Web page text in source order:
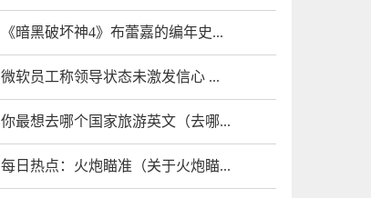
《暗黑破坏神4》布蕾嘉的编年史...
微软员工称领导状态未激发信心 ...
你最想去哪个国家旅游英文（去哪...
每日热点：火炮瞄准（关于火炮瞄...